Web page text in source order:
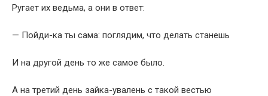
Ругает их ведьма, а они в ответ:
— Пойди-ка ты сама: поглядим, что делать станешь
И на другой день то же самое было.
А на третий день зайка-увалень с такой вестью